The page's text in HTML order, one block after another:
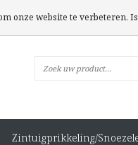
Zintuigprikkeling/
onze website te verbeteren.